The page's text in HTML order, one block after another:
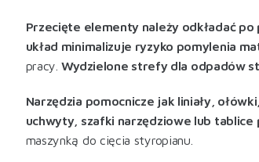
Przecięte elementy należy odkładać
układ minimalizuje ryzyko pomylenia
pracy.Wydzielone strefy dla odpadów
Narzędzia pomocnicze jak liniały,
uchwyty, szafki narzędziowe lub
maszynką do cięcia styropianu